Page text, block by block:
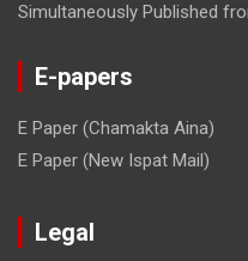
Simultaneously Published
E-papers
E Paper (Chamakta Aina)
E Paper (New Ispat Mail)
Legal